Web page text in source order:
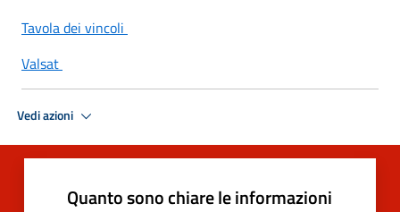
Tavola dei vincoli
Valsat
Vedi azioni
Quanto sono chiare le informazioni